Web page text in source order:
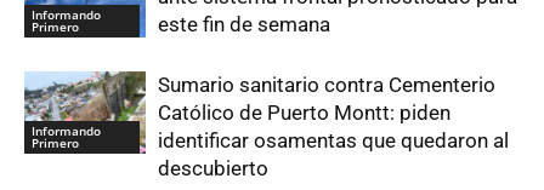
Informando
Primero
este fin de semana
Informando
Primero
Sumario sanitario contra Cementerio
Católico de Puerto Montt: piden
identificar osamentas que quedaron al
descubierto